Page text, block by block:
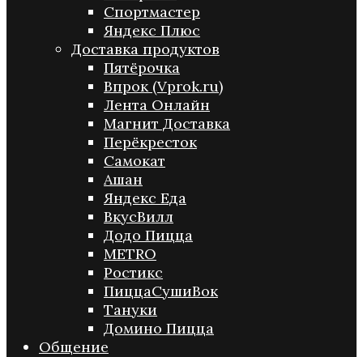
Спортмастер
Яндекс Плюс
Доставка продуктов
Пятёрочка
Впрок (Vprok.ru)
Лента Онлайн
Магнит Доставка
Перёкресток
Самокат
Ашан
Яндекс Еда
ВкусВилл
Додо Пицца
METRO
Ростикс
ПиццаСушиВок
Тануки
Домино Пицца
Общение